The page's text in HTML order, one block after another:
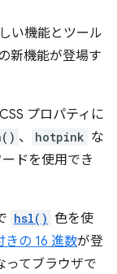
い機能とツール
新機能が登場す
プロパティに
、 hotpink な
ドを使用でき
hsl() 色を使
きの 16 進数が登
ってブラウザで